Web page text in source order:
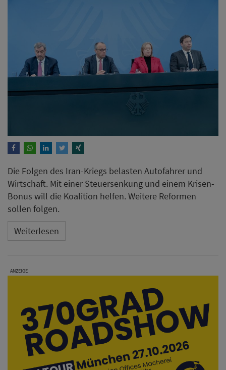
Die Folgen des Iran-Kriegs belasten Autofahrer und
Wirtschaft. Mit einer Steuersenkung und einem Krisen-
Bonus will die Koalition helfen. Weitere Reformen
sollen folgen.
Weiterlesen
ANZEIGE